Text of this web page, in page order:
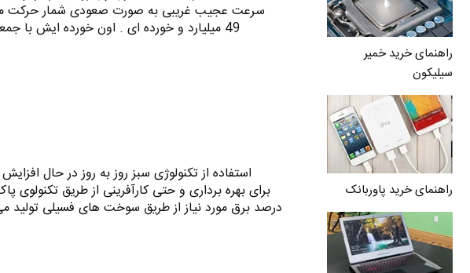
راهنمای خرید خمیر
سیلیکون
راهنمای خرید پاوربانک
49 میلیارد و خورده ای . اون خورده ایش با جمعیت ایران و ترکیه و آمریکا…
استفاده از تکنولوژی سبز روز به روز در حال
درصد برق مورد نیاز از طریق سوخت های فسیلی